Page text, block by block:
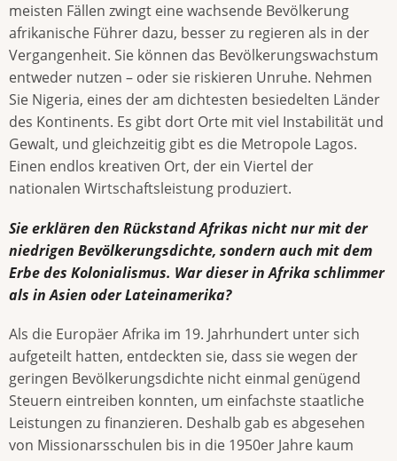
meisten Fällen zwingt eine wachsende Bevölkerung
afrikanische Führer dazu, besser zu regieren als in der
Vergangenheit. Sie können das Bevölkerungswachstum
entweder nutzen – oder sie riskieren Unruhe. Nehmen
Sie Nigeria, eines der am dichtesten besiedelten Länder
des Kontinents. Es gibt dort Orte mit viel Instabilität und
Gewalt, und gleichzeitig gibt es die Metropole Lagos.
Einen endlos kreativen Ort, der ein Viertel der
nationalen Wirtschaftsleistung produziert.
Sie erklären den Rückstand Afrikas nicht nur mit der
niedrigen Bevölkerungsdichte, sondern auch mit dem
Erbe des Kolonialismus. War dieser in Afrika schlimmer
als in Asien oder Lateinamerika?
Als die Europäer Afrika im 19. Jahrhundert unter sich
aufgeteilt hatten, entdeckten sie, dass sie wegen der
geringen Bevölkerungsdichte nicht einmal genügend
Steuern eintreiben konnten, um einfachste staatliche
Leistungen zu finanzieren. Deshalb gab es abgesehen
von Missionarsschulen bis in die 1950er Jahre kaum